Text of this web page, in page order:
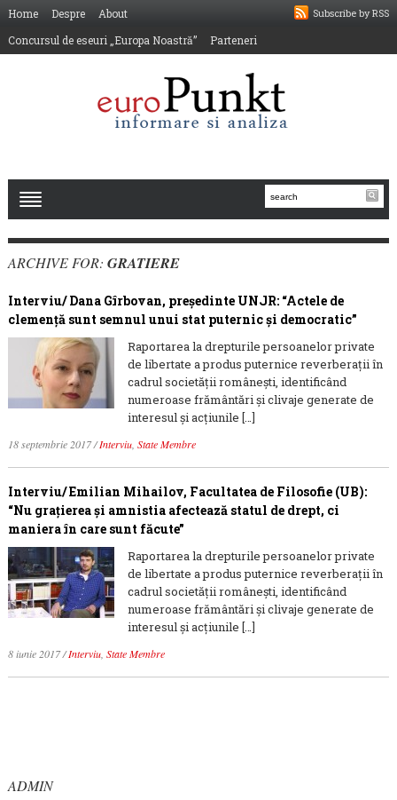
Subscribe by RSS
Home Despre
About
Concursul de eseuri „Europa Noastră”
Parteneri
ARCHIVE FOR: GRATIERE
Interviu/ Dana Gîrbovan, preşedinte UNJR: “Actele de
clemență sunt semnul unui stat puternic și democratic”
Raportarea la drepturile persoanelor private
de libertate a produs puternice reverberaţii în
cadrul societăţii româneşti, identificând
numeroase frământări și clivaje generate de
interesul și acțiunile […]
18 septembrie 2017/Interviu, State Membre
Interviu/ Emilian Mihailov, Facultatea de Filosofie (UB):
“Nu grațierea și amnistia afectează statul de drept, ci
maniera în care sunt făcute”
Raportarea la drepturile persoanelor private
de libertate a produs puternice reverberaţii în
cadrul societăţii româneşti, identificând
numeroase frământări și clivaje generate de
interesul și acțiunile […]
8 iunie 2017/Interviu, State Membre
ADMIN